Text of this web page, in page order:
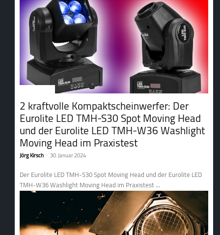
2 kraftvolle Kompaktscheinwerfer: Der
Eurolite LED TMH-S30 Spot Moving Head
und der Eurolite LED TMH-W36 Washlight
Moving Head im Praxistest
Jörg Kirsch - 30. Januar 2024
Der Eurolite LED TMH-S30 Spot Moving Head und der Eurolite LED
TMH-W36 Washlight Moving Head im Praxistest ...